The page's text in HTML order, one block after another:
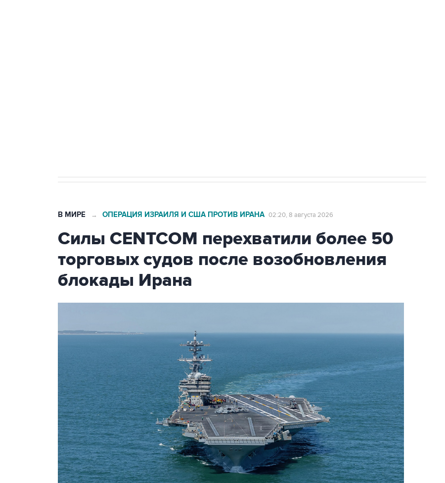
В МИРЕ → ОПЕРАЦИЯ ИЗРАИЛЯ И США ПРОТИВ ИРАНА 02:20, 8 августа 2026
Силы CENTCOM перехватили более 50
торговых судов после возобновления
блокады Ирана